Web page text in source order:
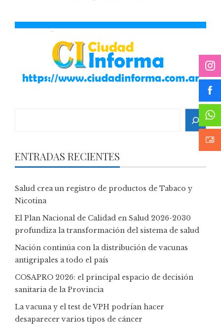
ENTRADAS RECIENTES
Salud crea un registro de productos de Tabaco y
Nicotina
El Plan Nacional de Calidad en Salud 2026-2030
profundiza la transformación del sistema de salud
Nación continúa con la distribución de vacunas
antigripales a todo el país
COSAPRO 2026: el principal espacio de decisión
sanitaria de la Provincia
La vacuna y el test de VPH podrían hacer
desaparecer varios tipos de cáncer